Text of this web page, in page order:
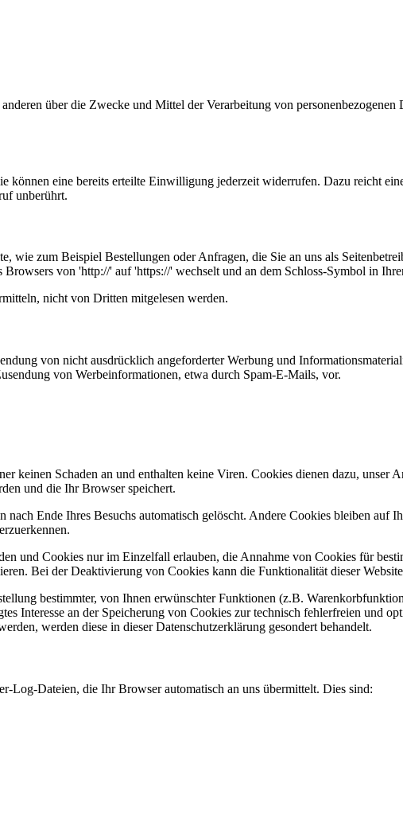
über die Zwecke und Mittel der Verarbeitung von
eine bereits erteilte Einwilligung jederzeit widerrufen. Dazu reicht
unberührt.
wie zum Beispiel Bestellungen oder Anfragen, die Sie an uns als
von 'http://' auf 'https://' wechselt und an dem Schloss-Symbol in
nicht von Dritten mitgelesen werden.
von nicht ausdrücklich angeforderter Werbung und
von Werbeinformationen, etwa durch Spam-E-Mails, vor.
keinen Schaden an und enthalten keine Viren. Cookies dienen dazu, unser
und die Ihr Browser speichert.
Ende Ihres Besuchs automatisch gelöscht. Andere Cookies bleiben auf
und Cookies nur im Einzelfall erlauben, die Annahme von Cookies für
Bei der Deaktivierung von Cookies kann die Funktionalität dieser
bestimmter, von Ihnen erwünschter Funktionen (z.B.
Interesse an der Speicherung von Cookies zur technisch fehlerfreien und
werden diese in dieser Datenschutzerklärung gesondert behandelt.
Log-Dateien, die Ihr Browser automatisch an uns übermittelt. Dies sind: